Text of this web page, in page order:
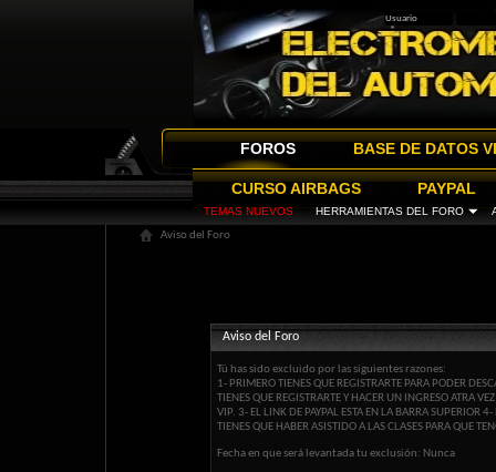
FOROS
TEMAS NUEVOS HERRAMIENTAS DEL FORO
BASE DE DATOS
CURSO AIRBAGS PAYPAL
Aviso del Foro
Aviso del Foro
Tú has sido excluido por las siguientes razones:
1- PRIMERO TIENES QUE REGISTRARTE PARA PODER
TIENES QUE REGISTRARTE Y HACER UN INGRESO ATRA
VIP. 3- EL LINK DE PAYPAL ESTA EN LA BARRA SUPERIOR
TIENES QUE HABER ASISTIDO A LAS CLASES PARA QUE
Fecha en que será levantada tu exclusión: Nunca